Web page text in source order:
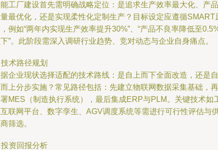
工厂建设首先需明确战略定位：是追求生产效率最大化、产品
最优化，还是实现柔性化定制生产？目标设定应遵循SMART
例如“两年内实现生产效率提升30%”、“产品不良率降低至
”。此阶段需深入调研行业趋势、竞对动态与企业自身痛点。
术路径规划
企业现状选择适配的技术路线：是自上而下全面改造，还是自
上分步实施？常见路径包括：先建立物联网数据采集基础，再
MES（制造执行系统），最后集成ERP与PLM。关键技术如
联网平台、数字孪生、AGV调度系统等需进行可行性评估与
筛选。
资回报分析